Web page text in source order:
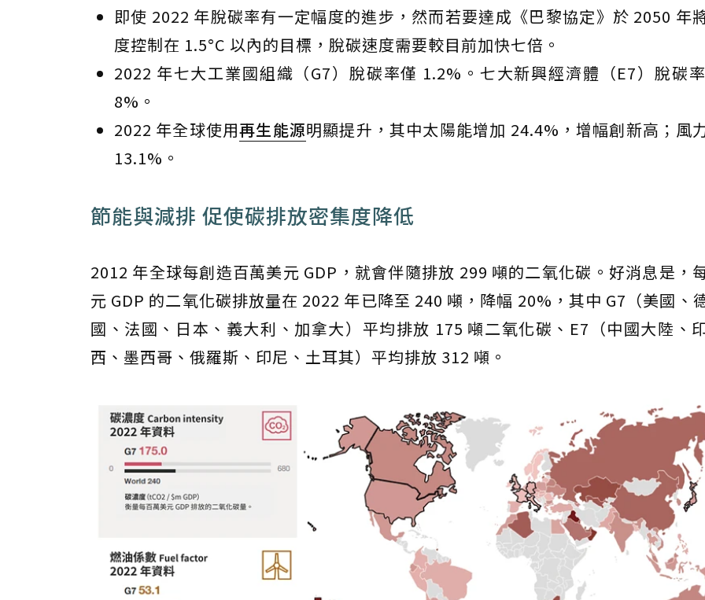
即使 2022 年脫碳率有一定幅度的進步，然而若要達成《巴黎協定》於 2050 年
度控制在 1.5°C 以內的目標，脫碳速度需要較目前加快七倍。
2022 年七大工業國組織（G7）脫碳率僅 1.2%。七大新興經濟體（E7）脫碳
8%。
2022 年全球使用再生能源明顯提升，其中太陽能增加 24.4%，增幅創新高；風
13.1%。
節能與減排 促使碳排放密集度降低
2012 年全球每創造百萬美元 GDP，就會伴隨排放 299 噸的二氧化碳。好消息是，
元 GDP 的二氧化碳排放量在 2022 年已降至 240 噸，降幅 20%，其中 G7（美國、
國、法國、日本、義大利、加拿大）平均排放 175 噸二氧化碳、E7（中國大陸、
西、墨西哥、俄羅斯、印尼、土耳其）平均排放 312 噸。